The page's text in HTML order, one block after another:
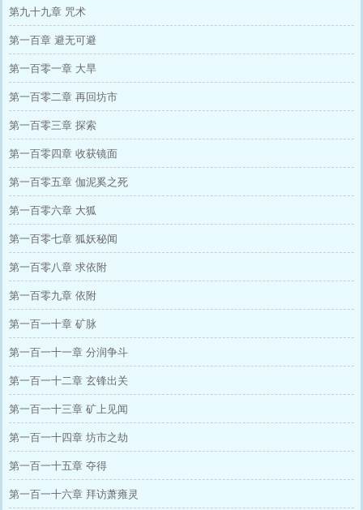
第九十九章 咒术
第一百章 避无可避
第一百零一章 大旱
第一百零二章 再回坊市
第一百零三章 探索
第一百零四章 收获镜面
第一百零五章 伽泥奚之死
第一百零六章 大狐
第一百零七章 狐妖秘闻
第一百零八章 求依附
第一百零九章 依附
第一百一十章 矿脉
第一百一十一章 分润争斗
第一百一十二章 玄锋出关
第一百一十三章 矿上见闻
第一百一十四章 坊市之劫
第一百一十五章 夺得
第一百一十六章 拜访萧雍灵